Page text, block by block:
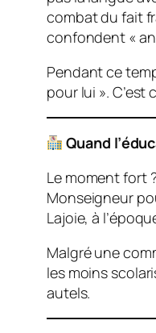
combat du fait
confondent «
Pendant ce
pour lui ». C’est
Quand
Le moment fort
Monseigneur
Lajoie, à
Malgré une
les moins
autels.